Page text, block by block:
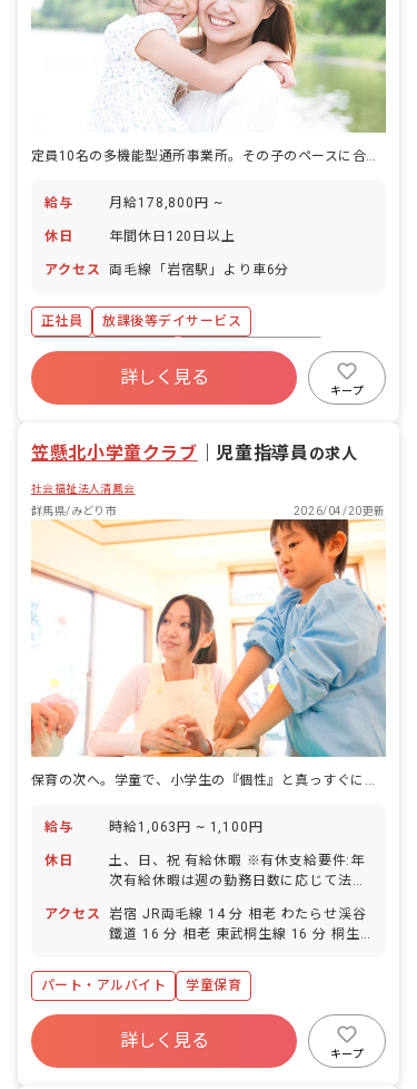
定員10名の多機能型通所事業所。その子のペースに合わせた療育をじっくり届けられます。
給与 月給178,800円 ~
休日 年間休日120日以上
アクセス 両毛線「岩宿駅」より車6分
正社員
放課後等デイサービス
ボーナス・賞与あり
年間休日120日以上
寮・住宅・家賃補助あり
社会保険完備
昇給昇進あり
詳しく見る
キープ
笠懸北小学童クラブ ｜児童指導員の求人
社会福祉法人清鳳会
群馬県/みどり市
2026/04/20更新
保育の次へ。学童で、小学生の『個性』と真っすぐに向き合う。
給与 時給1,063円 ~ 1,100円
休日
土、日、祝 有給休暇 ※有休支給要件:年
次有給休暇は週の勤務日数に応じて法定
アクセス
岩宿 JR両毛線 14 分 相老 わたらせ渓谷
鐵道 16 分 相老 東武桐生線 16 分 桐生
電気鉄道 23 分
パート・アルバイト 学童保育
詳しく見る
キープ